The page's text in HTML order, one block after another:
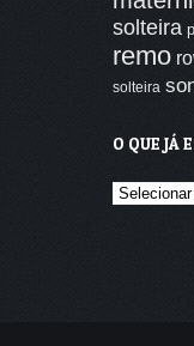
solteira
remo
solteira
O QUE JÁ
O